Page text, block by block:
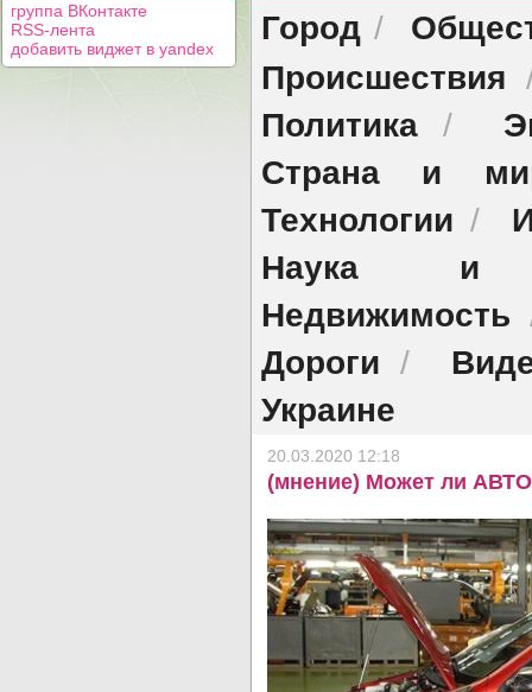
группа ВКонтакте
RSS-лента
добавить виджет в yandex
Город /
Происшествия
Политика /
Страна и
Технологии /
Наука и
Недвижимость
Дороги /
Украине
20.03.2020 12:18
(мнение) Может ли